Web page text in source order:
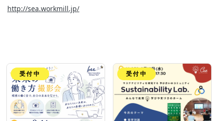
http://sea.workmill.jp/
受付中 受付中